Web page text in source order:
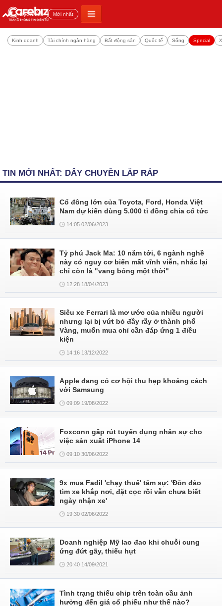
Đọc nhiều Mới nhất
Kinh doanh Tài chính ngân hàng Bất động sản Quốc tế Sống Special
TIN MỚI NHẤT: DÂY CHUYỀN LẮP RÁP
Cổ đông lớn của Toyota, Ford, Honda Việt
Nam dự kiến dùng 5.000 tỉ đồng chia cổ tức
14:05 02/06/2023
Tỷ phú Jack Ma: 10 năm tới, 6 ngành nghề
này có nguy cơ biến mất vĩnh viễn, nhắc lại
chỉ còn là "vang bóng một thời"
12:28 18/04/2023
Siêu xe Ferrari là mơ ước của nhiều người
nhưng lại bị vứt bỏ đầy rẫy ở thành phố
Vàng, muốn mua chỉ cần đáp ứng 1 điều
kiện
14:16 13/12/2022
Apple đang có cơ hội thu hẹp khoảng cách
với Samsung
09:09 19/08/2022
Foxconn gấp rút tuyển dụng nhân sự cho
việc sản xuất iPhone 14
09:10 30/06/2022
9x mua Fadil 'chạy thuế' tâm sự: 'Đôn đáo
tìm xe khắp nơi, đặt cọc rồi vẫn chưa biết
ngày nhận xe'
19:30 02/06/2022
Doanh nghiệp Mỹ lao đao khi chuỗi cung
ứng đứt gãy, thiếu hụt
20:40 14/09/2021
Tình trạng thiếu chip trên toàn cầu ảnh
hưởng đến giá cổ phiếu như thế nào?